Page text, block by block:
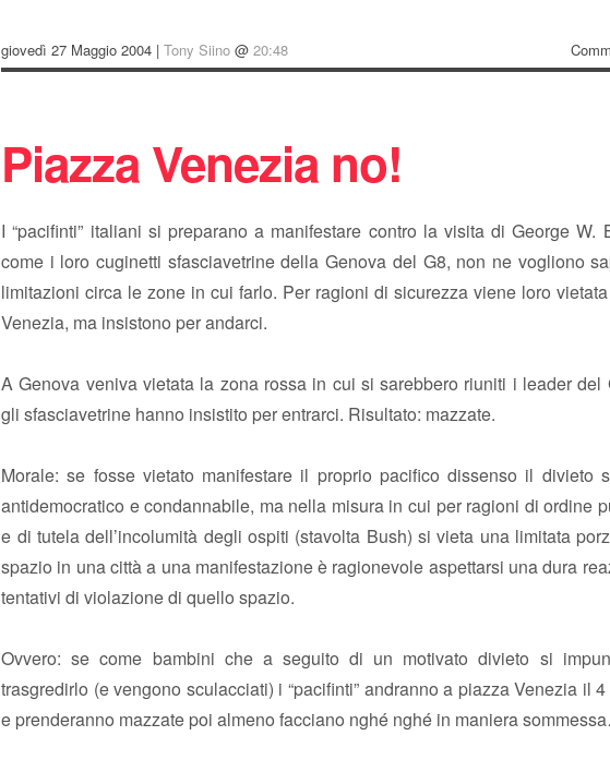
giovedì 27 Maggio 2004 |Tony Siino @20:48
Piazza Venezia no!
I “pacifinti” italiani si preparano a manifestare contro la visita di George W.
come i loro cuginetti sfasciavetrine della Genova del G8, non ne vogliono
limitazioni circa le zone in cui farlo. Per ragioni di sicurezza viene loro
Venezia, ma insistono per andarci.
A Genova veniva vietata la zona rossa in cui si sarebbero riuniti i leader del
gli sfasciavetrine hanno insistito per entrarci. Risultato: mazzate.
Morale: se fosse vietato manifestare il proprio pacifico dissenso il divieto
antidemocratico e condannabile, ma nella misura in cui per ragioni di ordine
e di tutela dell’incolumità degli ospiti (stavolta Bush) si vieta una limitata
spazio in una città a una manifestazione è ragionevole aspettarsi una dura
tentativi di violazione di quello spazio.
Ovvero: se come bambini che a seguito di un motivato divieto si
trasgredirlo (e vengono sculacciati) i “pacifinti” andranno a piazza Venezia il
e prenderanno mazzate poi almeno facciano nghé nghé in maniera